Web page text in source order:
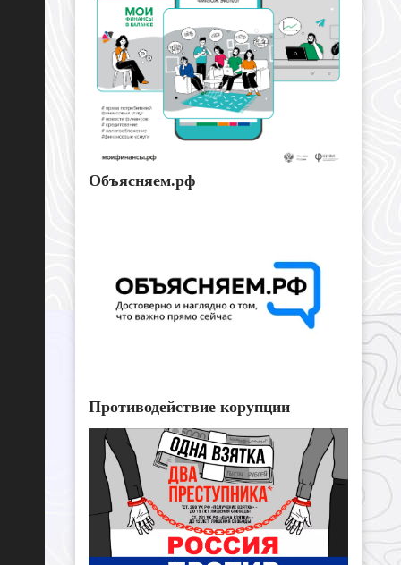
Объясняем.рф
Противодействие корупции